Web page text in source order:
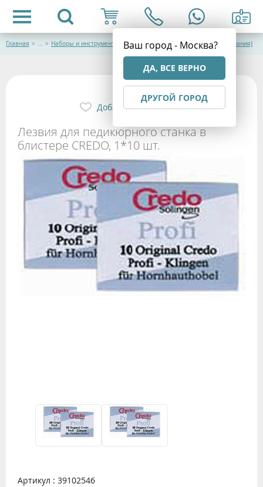
Ваш город - Москва?
ДА, ВСЕ ВЕРНО
ДРУГОЙ ГОРОД
Главная > ... > Наборы и инструменты для маникюра и педикюра CREDO (Германия)
Лезвия для педикюрного станка в
блистере CREDO, 1*10 шт.
Добавить в избранное
Артикул : 39102546